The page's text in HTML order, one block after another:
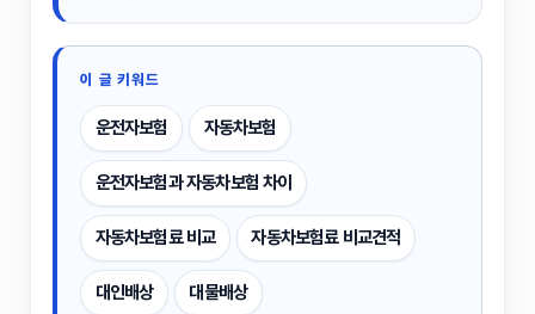
이 글 키워드
운전자보험 자동차보험
운전자보험과 자동차보험 차이
자동차보험료 비교 자동차보험료 비교견적
대인배상 대물배상